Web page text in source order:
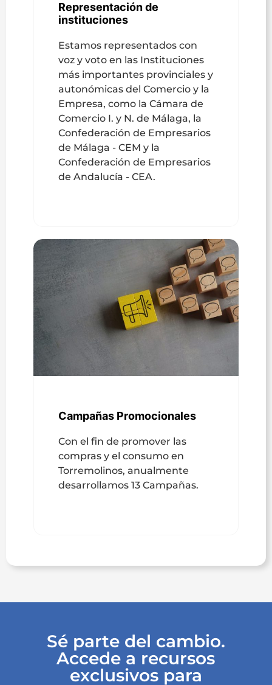
Representación de
instituciones
Estamos representados con
voz y voto en las Instituciones
más importantes provinciales y
autonómicas del Comercio y la
Empresa, como la Cámara de
Comercio I. y N. de Málaga, la
Confederación de Empresarios
de Málaga - CEM y la
Confederación de Empresarios
de Andalucía - CEA.
Campañas Promocionales
Con el fin de promover las
compras y el consumo en
Torremolinos, anualmente
desarrollamos 13 Campañas.
Sé parte del cambio.
Accede a recursos
exclusivos para